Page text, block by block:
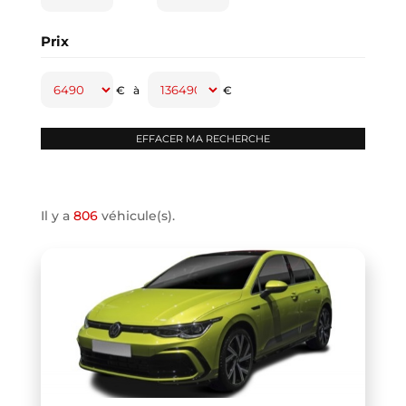
CLASSE A (1)
CLIO IV (1)
COMPASS (1)
COOPER F67
COUPE R58 (1)
CRAFTER VAN (1)
DB11 COUPE
Prix
€ à €
Il y a 806véhicule(s).